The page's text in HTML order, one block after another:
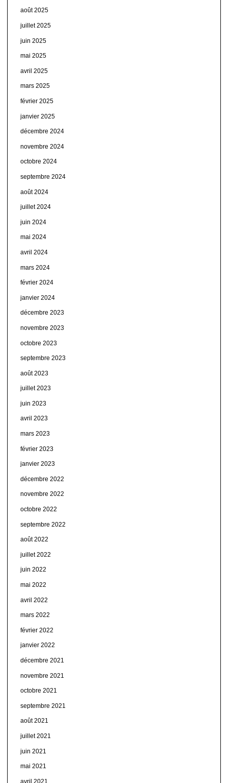
août 2025
juillet 2025
juin 2025
mai 2025
avril 2025
mars 2025
février 2025
janvier 2025
décembre 2024
novembre 2024
octobre 2024
septembre 2024
août 2024
juillet 2024
juin 2024
mai 2024
avril 2024
mars 2024
février 2024
janvier 2024
décembre 2023
novembre 2023
octobre 2023
septembre 2023
août 2023
juillet 2023
juin 2023
avril 2023
mars 2023
février 2023
janvier 2023
décembre 2022
novembre 2022
octobre 2022
septembre 2022
août 2022
juillet 2022
juin 2022
mai 2022
avril 2022
mars 2022
février 2022
janvier 2022
décembre 2021
novembre 2021
octobre 2021
septembre 2021
août 2021
juillet 2021
juin 2021
mai 2021
avril 2021